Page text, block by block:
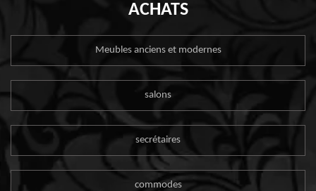
ACHATS
Meubles anciens et modernes
salons
secrétaires
commodes